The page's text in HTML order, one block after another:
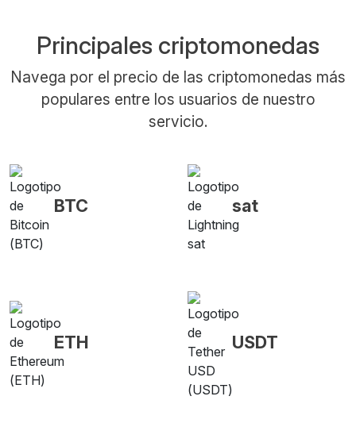
Principales criptomonedas
Navega por el precio de las criptomonedas más
populares entre los usuarios de nuestro
servicio.
BTC sat
ETH USDT